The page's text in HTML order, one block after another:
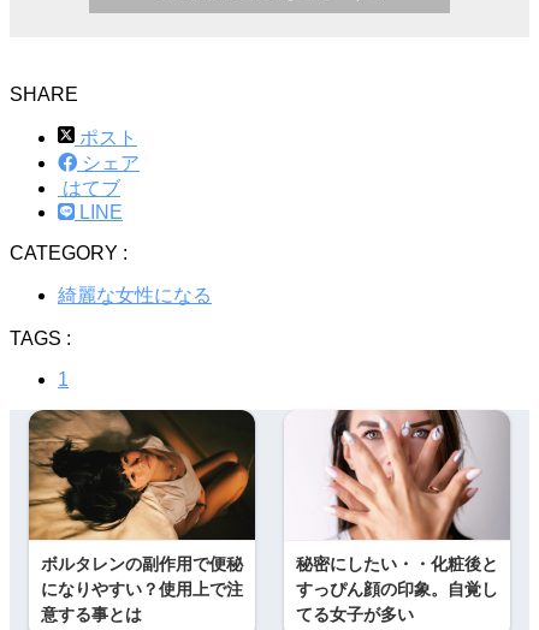
SHARE
ポスト
シェア
はてブ
LINE
CATEGORY :
綺麗な女性になる
TAGS :
1
ボルタレンの副作用で便秘
になりやすい？使用上で注
意する事とは
秘密にしたい・・化粧後と
すっぴん顔の印象。自覚し
てる女子が多い